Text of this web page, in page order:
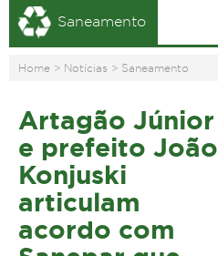
Saneamento
Home > Notícias > Saneamento
Artagão Júnior
e prefeito João
Konjuski
articulam
acordo com